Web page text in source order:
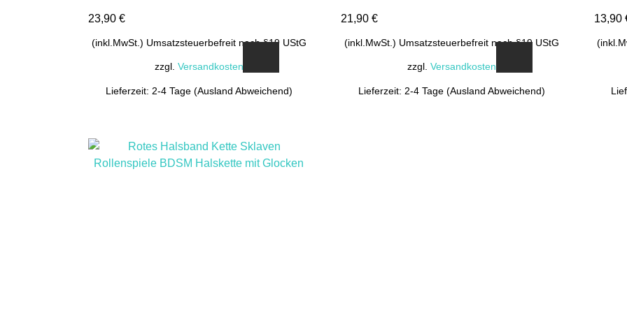
23,90 €
(inkl.MwSt.) Umsatzsteuerbefreit nach §19 UStG
zzgl. Versandkosten
Lieferzeit: 2-4 Tage (Ausland Abweichend)
21,90€
(inkl.MwSt.) Umsatzsteuerbefreit nach §19 UStG
zzgl. Versandkosten
Lieferzeit: 2-4 Tage (Ausland Abweichend)
13,90